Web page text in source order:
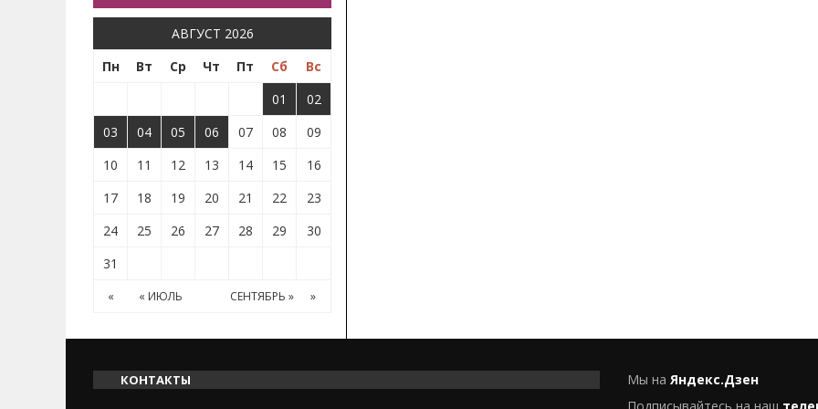
АВГУСТ 2026
Пн
Вт Ср Чт Пт Сб
Вс
01
02
03
04 05 06 07 08
09
10
11 12 13 14 15
16
17
18 19 20 21 22
23
24
25 26 27 28 29
30
31
« « ИЮЛЬ СЕНТЯБРЬ » »
КОНТАКТЫ Мы на Яндекс.Дзен